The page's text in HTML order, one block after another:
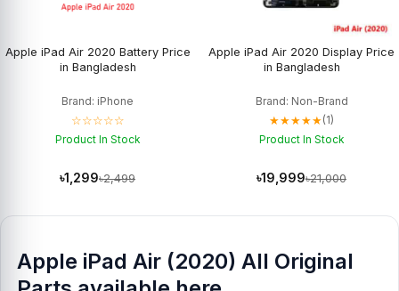
Apple iPad Air 2020 Battery Price
in Bangladesh
Brand: iPhone
☆☆☆☆☆
Product In Stock
৳1,299৳2,499
Apple iPad Air 2020 Display Price
in Bangladesh
Brand: Non-Brand
★★★★★(1)
Product In Stock
৳19,999৳21,000
Apple iPad Air (2020) All Original